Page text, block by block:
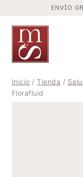
contenido
ENVÍO
Inicio / Tienda /
Florafluid